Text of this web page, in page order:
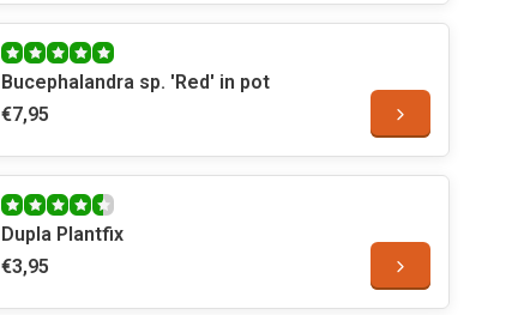
Bucephalandra sp. 'Red' in pot
€7,95
Dupla Plantfix
€3,95